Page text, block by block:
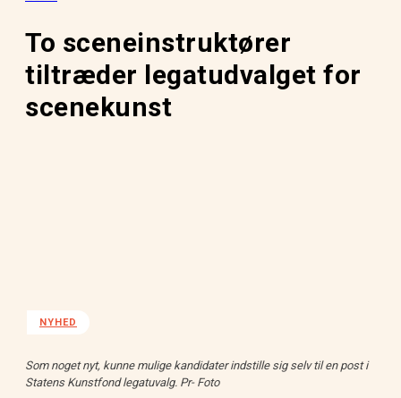
To sceneinstruktører
tiltræder legatudvalget for
scenekunst
NYHED
Som noget nyt, kunne mulige kandidater indstille sig selv til en post i
Statens Kunstfond legatuvalg. Pr- Foto